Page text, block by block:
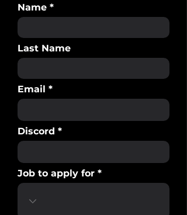
Name
Last Name
Email
Discord
Job to apply for